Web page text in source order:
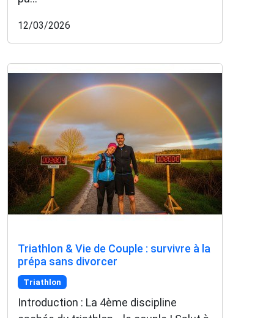
12/03/2026
Triathlon & Vie de Couple : survivre à la
prépa sans divorcer
Triathlon
Introduction : La 4ème discipline